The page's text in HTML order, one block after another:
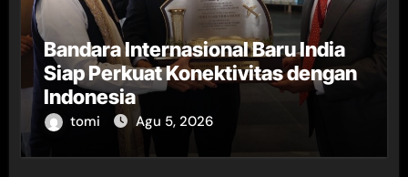
Bandara Internasional Baru India
Siap Perkuat Konektivitas dengan
Indonesia
tomi Agu 5, 2026